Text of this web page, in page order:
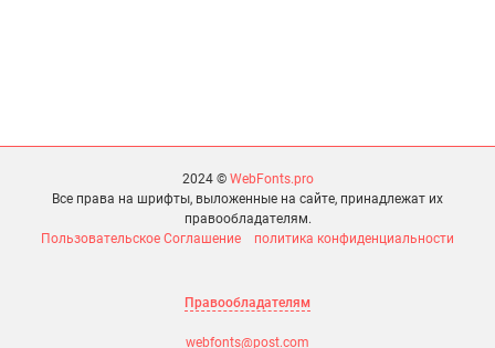
2024 © WebFonts.pro
Все права на шрифты, выложенные на сайте, принадлежат их
правообладателям.
Пользовательское Соглашение
политика конфиденциальности
Правообладателям
webfonts@post.com